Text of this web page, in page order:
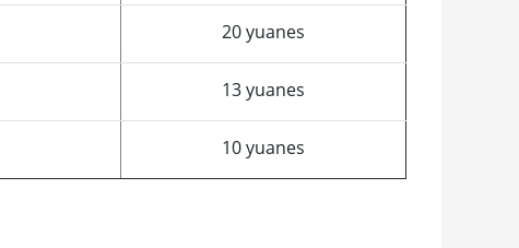
20 yuanes
13 yuanes
10 yuanes